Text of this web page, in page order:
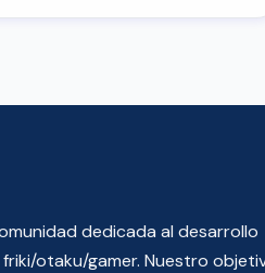
dedicada al desarrollo
otaku/gamer. Nuestro